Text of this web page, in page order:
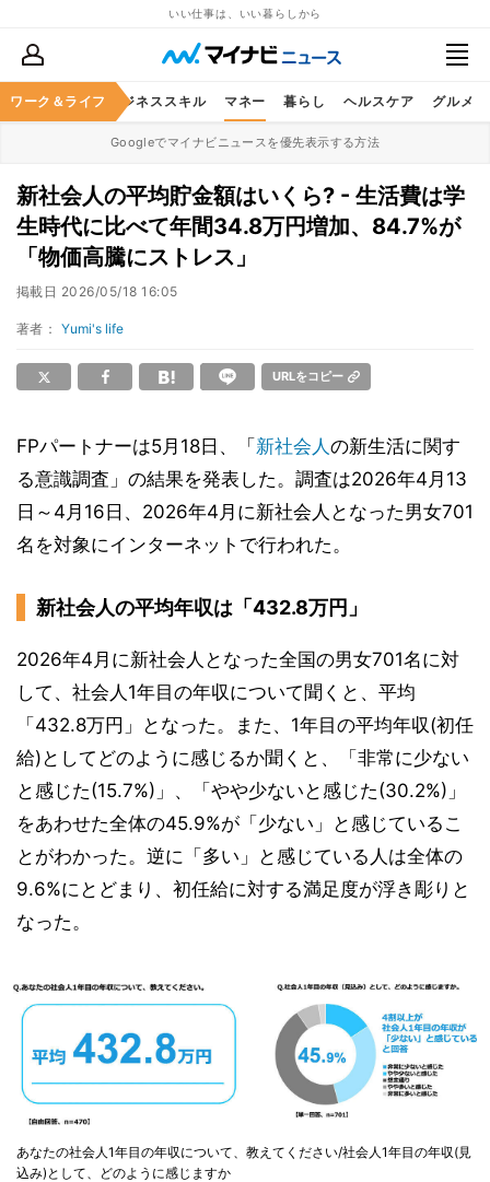
いい仕事は、いい暮らしから
ワーク＆ライフ
キャリア ビジネススキル マネー 暮らし ヘルスケア グルメ
Googleでマイナビニュースを優先表示する方法
新社会人の平均貯金額はいくら? - 生活費は学
生時代に比べて年間34.8万円増加、84.7%が
「物価高騰にストレス」
掲載日 2026/05/18 16:05
著者： Yumi's life
URLをコピー
FPパートナーは5月18日、「 新社会人の新生活に関す
る意識調査」の結果を発表した。調査は2026年4月13
日～4月16日、2026年4月に新社会人となった男女701
名を対象にインターネットで行われた。
新社会人の平均年収は「432.8万円」
2026年4月に新社会人となった全国の男女701名に対
して、社会人1年目の年収について聞くと、平均
「432.8万円」となった。また、1年目の平均年収(初任
給)としてどのように感じるか聞くと、「非常に少ない
と感じた(15.7%)」、「やや少ないと感じた(30.2%)」
をあわせた全体の45.9%が「少ない」と感じているこ
とがわかった。逆に「多い」と感じている人は全体の
9.6%にとどまり、初任給に対する満足度が浮き彫りと
なった。
あなたの社会人1年目の年収について、教えてください/社会人1年目の年収(見
込み)として、どのように感じますか